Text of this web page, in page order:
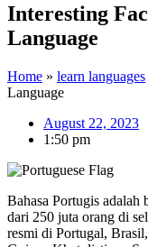
Interesting
Language
Home » learn languages
Language
August 22, 2023
1:50 pm
Bahasa Portugis adalah
dari 250 juta orang di
resmi di Portugal,